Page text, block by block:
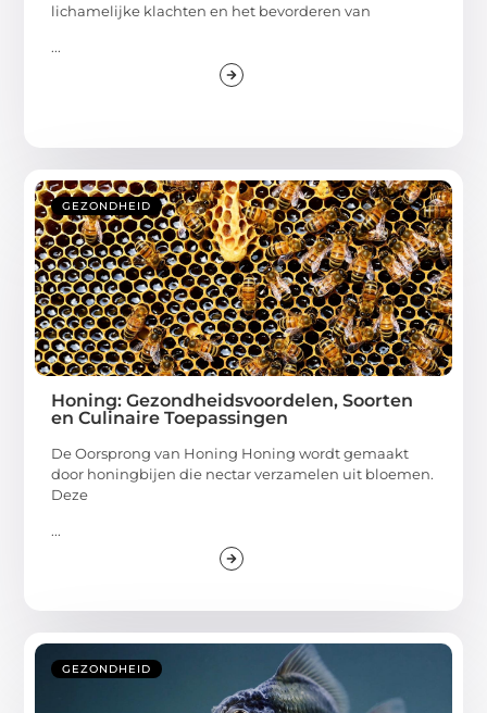
lichamelijke klachten en het bevorderen van
...
GEZONDHEID
Honing: Gezondheidsvoordelen, Soorten
en Culinaire Toepassingen
De Oorsprong van Honing Honing wordt gemaakt
door honingbijen die nectar verzamelen uit bloemen.
Deze
...
GEZONDHEID